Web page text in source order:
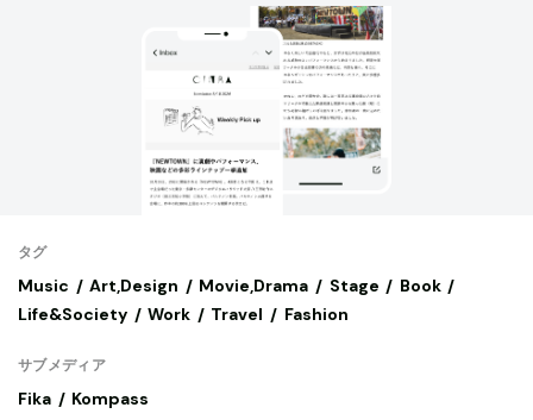
タグ
Music Art,Design Movie,Drama Stage
Book
Life&Society
Work Travel Fashion
サブメディア
Fika Kompass